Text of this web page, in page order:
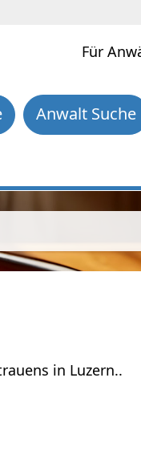
Für
Anwalt Suche
in Luzern..